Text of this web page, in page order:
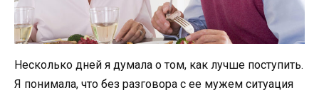
Несколько дней я думала о том, как лучше поступить.
Я понимала, что без разговора с ее мужем ситуация